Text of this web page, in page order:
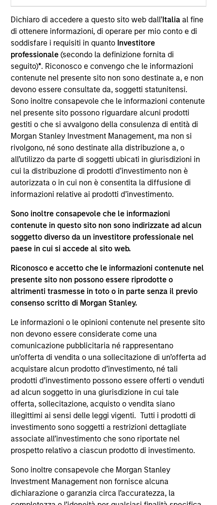
Dichiaro di accedere a questo sito web dall’Italia al fine
di ottenere informazioni, di operare per mio conto e di
soddisfare i requisiti in quanto Investitore
professionale(secondo la definizione fornita di
seguito)*. Riconosco e convengo che le informazioni
contenute nel presente sito non sono destinate a, e non
devono essere consultate da, soggetti statunitensi.
Sono inoltre consapevole che le informazioni contenute
nel presente sito possono riguardare alcuni prodotti
gestiti o che si avvalgono della consulenza di entità di
Morgan Stanley Investment Management, ma non si
rivolgono, né sono destinate alla distribuzione a, o
all’utilizzo da parte di soggetti ubicati in giurisdizioni in
cui la distribuzione di prodotti d’investimento non è
autorizzata o in cui non è consentita la diffusione di
informazioni relative ai prodotti d’investimento.
Sono inoltre consapevole che le informazioni
contenute in questo sito non sono indirizzate ad alcun
soggetto diverso da un investitore professionale nel
paese in cui si accede al sito web.
Riconosco e accetto che le informazioni contenute nel
presente sito non possono essere riprodotte o
altrimenti trasmesse in toto o in parte senza il previo
consenso scritto di Morgan Stanley.
Le informazioni o le opinioni contenute nel presente sito
non devono essere considerate come una
comunicazione pubblicitaria né rappresentano
un’offerta di vendita o una sollecitazione di un’offerta ad
acquistare alcun prodotto d’investimento, né tali
prodotti d’investimento possono essere offerti o venduti
ad alcun soggetto in una giurisdizione in cui tale
offerta, sollecitazione, acquisto o vendita siano
illegittimi ai sensi delle leggi vigenti. Tutti i prodotti di
investimento sono soggetti a restrizioni dettagliate
associate all’investimento che sono riportate nel
prospetto relativo a ciascun prodotto di investimento.
Sono inoltre consapevole che Morgan Stanley
Investment Management non fornisce alcuna
dichiarazione o garanzia circa l’accuratezza, la
*Devise de référence du fonds
Il presente materiale contiene informazioni relative ai
Comparti di Morgan Stanley Investment Funds, una
società di investimento a capitale variabile di diritto
lussemburghese. (la “Società”) è registrata nel
Granducato di Lussemburgo come organismo
d’investimento collettivo ai sensi della Parte 1 della Legge
del 17 dicembre 2010 e successive modifiche. La Società è
un organismo d’investimento collettivo in valori mobiliari
(“OICVM”).
Prima dell’adesione ai comparti, le richieste di
partecipazione non devono essere presentate senza aver
consultato l’ultima versione del Prospetto Informativo, del
documento contenente informazioni chiave (“KID”) o del
documento contenente informazioni chiave per gli
investitori (“KIID”), della relazione annuale e della
relazione semestrale (“Documenti di offerta”) o altri
documenti disponibili sul sito
https://www.morganstanley.com/im/msinvf/index.html
a titolo gratuito presso la Sede legale all’indirizzo
L-2633 Senningerberg, R.C.S. Lussemburgo B 29 192.
Le informazioni relative agli aspetti di sostenibilità del
Comparto e una sintesi dei diritti degli investitori sono
disponibili sul sito web sopra indicato.
Inoltre, gli investitori italiani sono invitati a prendere
visione del “Modulo completo di sottoscrizione” (Extended
Application Form), mentre la sezione “Informazioni
supplementari per Hong Kong” (“Additional Information for
Hong Kong Investors”) all’interno del Prospetto riguarda
in lingua tedesca del Prospetto Informativo, del
documento contenente informazioni chiave per gli
investitori (KID o KIID), dello statuto e delle relazioni
annuali e semestrali e ulteriori informazioni possono
essere ottenute dal rappresentante in Svizzera. Il
rappresentante in Svizzera è Carnegie Fund Services S.A.,
11, rue du Général-Dufour, 1204 Ginevra. L’agente pagatore
in Svizzera è Banque Cantonale de Genève, 17, quai de l’Ile,
1204 Ginevra.
Se la società di gestione del Comparto in questione decide
di cessare l’accordo di commercializzazione del Comparto
in un Paese del SEE in cui esso è registrato per la vendita,
lo farà nel rispetto delle norme OICVM.
rinvia alla pagina delGlossario.
Tutti i dati di performance sono calcolati in base al valore
del patrimonio netto (NAV), al netto delle spese, e non